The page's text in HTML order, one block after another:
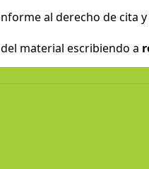
al derecho de cita
material escribiendo a